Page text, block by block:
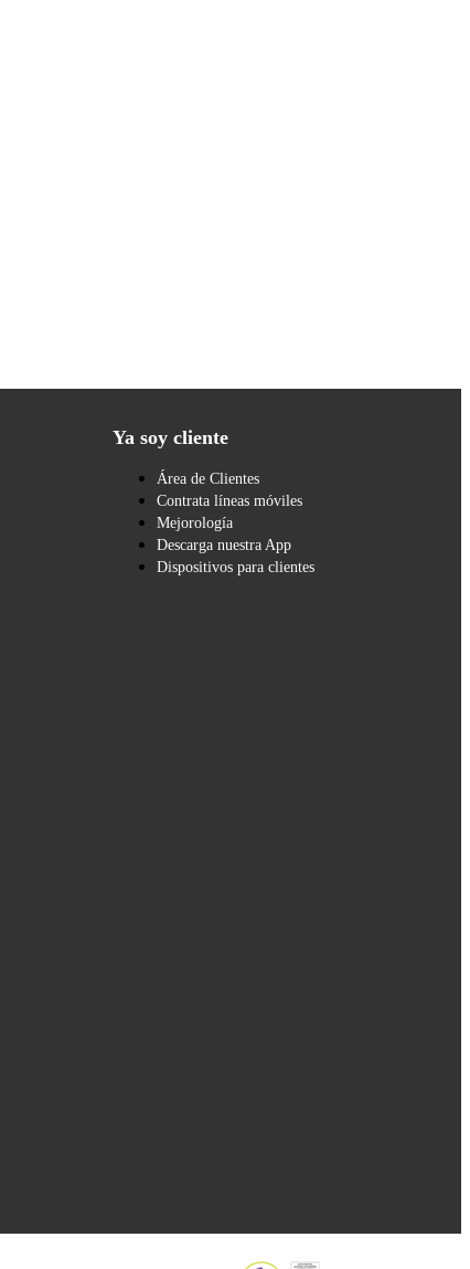
Ya soy cliente
Área de Clientes
Contrata líneas móviles
Mejorología
Descarga nuestra App
Dispositivos para clientes